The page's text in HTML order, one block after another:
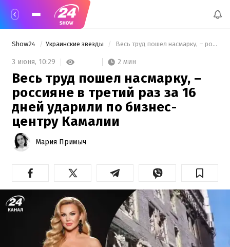
Show24 Украинские звезды Весь труд пошел насмарку, – россияне в третий раз за 16 дней ударили по бизнес-центру Камалии
3 июня, 10:29 2 мин
Весь труд пошел насмарку, –
россияне в третий раз за 16
дней ударили по бизнес-
центру Камалии
Мария Примыч